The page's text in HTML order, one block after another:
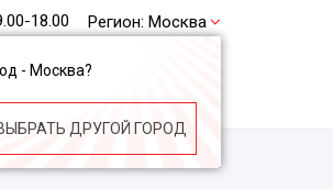
18.00 Регион: Москва
- Москва?
ДРУГОЙ ГОРОД